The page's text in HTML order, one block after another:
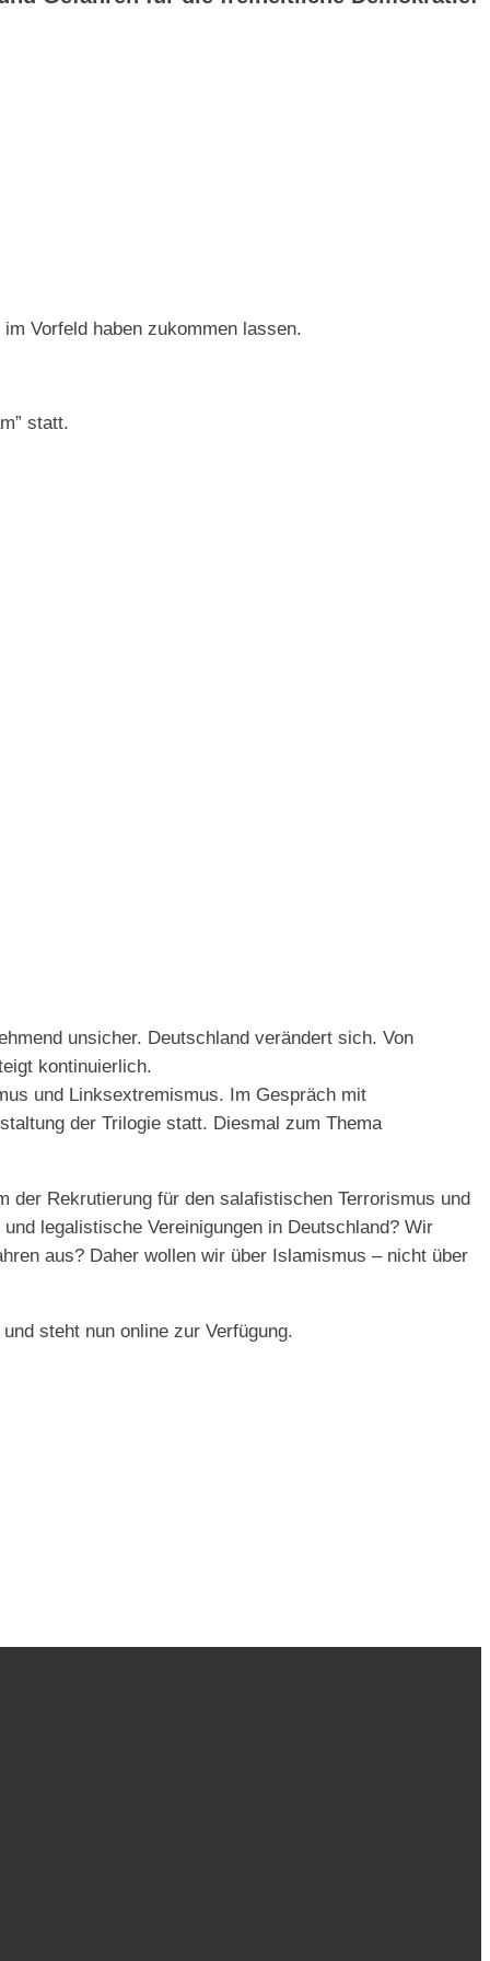
Vorfeld haben zukommen lassen.
statt.
unsicher. Deutschland verändert sich. Von
kontinuierlich.
und Linksextremismus. Im Gespräch mit
der Trilogie statt. Diesmal zum Thema
der Rekrutierung für den salafistischen Terrorismus und
legalistische Vereinigungen in Deutschland? Wir
aus? Daher wollen wir über Islamismus – nicht über
steht nun online zur Verfügung.